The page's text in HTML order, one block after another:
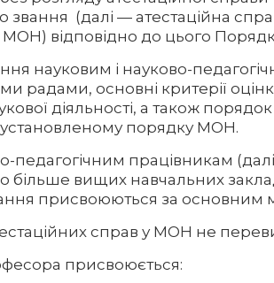
(далі — атестаційна
МОН) відповідно до цього
науковим і науково-
радами, основні критерії
діяльності, а також
установленому порядку МОН.
педагогічним працівникам
більше вищих навчальних
присвоюються за основним
справ у МОН не
присвоюється: